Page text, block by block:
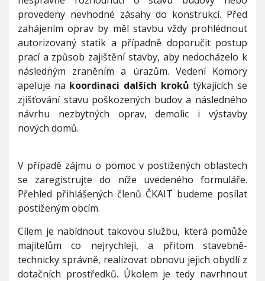
provedeny nevhodné zásahy do konstrukcí. Před
zahájením oprav by měl stavbu vždy prohlédnout
autorizovaný statik a případně doporučit postup
prací a způsob zajištění stavby, aby nedocházelo k
následným zraněním a úrazům. Vedení Komory
apeluje na koordinaci dalších kroků týkajících se
zjišťování stavu poškozených budov a následného
návrhu nezbytných oprav, demolic i výstavby
nových domů.
V případě zájmu o pomoc v postižených oblastech
se zaregistrujte do níže uvedeného formuláře.
Přehled přihlášených členů ČKAIT budeme posílat
postiženým obcím.
Cílem je nabídnout takovou službu, která pomůže
majitelům co nejrychleji, a přitom stavebně-
technicky správně, realizovat obnovu jejich obydlí z
dotačních prostředků. Úkolem je tedy navrhnout